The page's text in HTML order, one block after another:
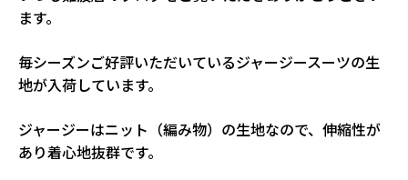
ます。
毎シーズンご好評いただいているジャージースーツの生
地が入荷しています。
ジャージーはニット（編み物）の生地なので、伸縮性が
あり着心地抜群です。